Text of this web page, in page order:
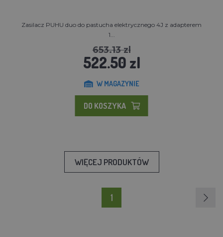
Zasilacz PUHU duo do pastucha elektrycznego 4J z adapterem
1...
653.13 zl
522.50 zl
W MAGAZYNIE
DO KOSZYKA
WIĘCEJ PRODUKTÓW
1